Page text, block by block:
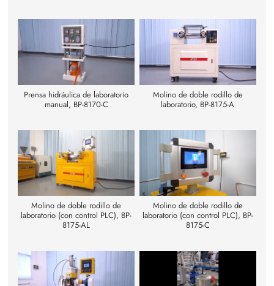
Prensa hidráulica de laboratorio
manual, BP-8170-C
Molino de doble rodillo de
laboratorio, BP-8175-A
Molino de doble rodillo de
laboratorio (con control PLC), BP-
8175-AL
Molino de doble rodillo de
laboratorio (con control PLC), BP-
8175-C